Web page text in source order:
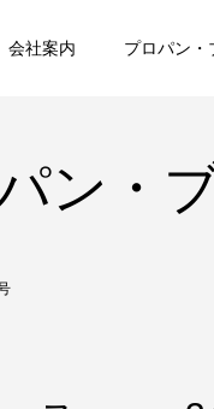
会社案内 プロパン・
ン・